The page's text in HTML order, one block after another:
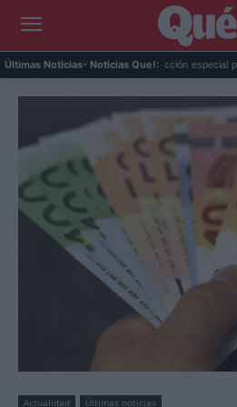
Últimas Noticias- Noticias Que!:
prepara una predicción especial para el e...
Actualidad Últimas noticias